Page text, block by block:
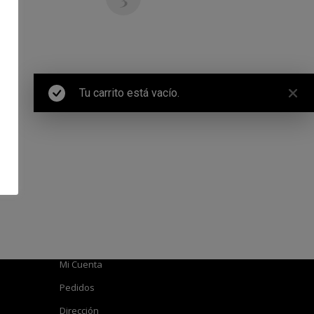
Tu carrito está vacío.
Mi Cuenta
Pedidos
Dirección